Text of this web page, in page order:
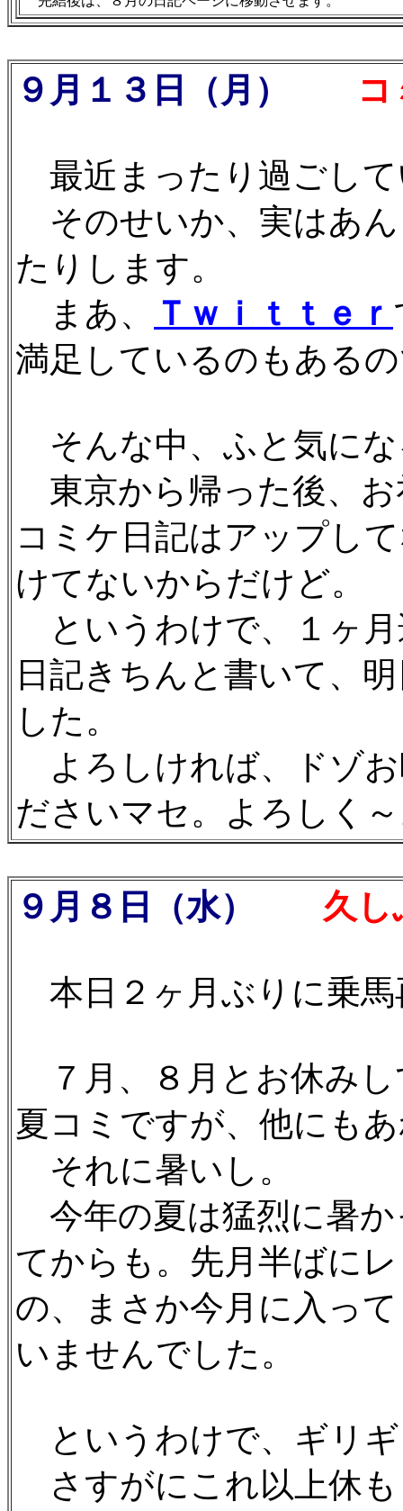
９月１３日（月） コミ
最近まったり過ごし
そのせいか、実はあ
たりします。
まあ、
Ｔｗｉｔｔｅｒ
満足しているのもある
そんな中、ふと気に
東京から帰った後、
コミケ日記はアップし
けてないからだけど。
というわけで、１ヶ
日記きちんと書いて、
した。
よろしければ、ドゾ
ださいマセ。よろしく
９月８日（水） 久し
本日２ヶ月ぶりに乗馬
７月、８月とお休み
夏コミですが、他にも
それに暑いし。
今年の夏は猛烈に暑
てからも。先月半ばに
の、まさか今月に入っ
いませんでした。
というわけで、ギリ
さすがにこれ以上休